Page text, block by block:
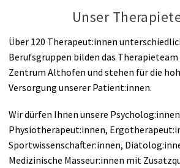
Privatklinik Maria
Arztsuche
Magazin
Onkologische Rehabilitation
Lungen Rehabilitation
Dialyse
Gesundheitsvorsorge Aktiv
Geschichte
Qualitätsmanagement
Rauchfreie
Feedback
Altis Fitness Arena
Anreise
Unser
Über 120 Therapeut:innen
Berufsgruppen bilden das
Zentrum Althofen und stehen für die
Versorgung unserer Patient:innen.
Wir dürfen Ihnen unsere
Physiotherapeut:innen,
Sportwissenschafter:innen,
Medizinische Masseur:innen mit